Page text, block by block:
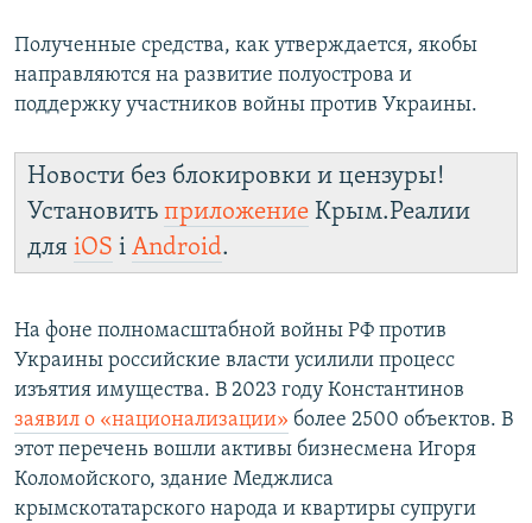
Полученные средства, как утверждается, якобы
направляются на развитие полуострова и
поддержку участников войны против Украины.
Новости без блокировки и цензуры!
Установить приложение Крым.Реалии
для iOS і Android.
На фоне полномасштабной войны РФ против
Украины российские власти усилили процесс
изъятия имущества. В 2023 году Константинов
заявил о «национализации» более 2500 объектов. В
этот перечень вошли активы бизнесмена Игоря
Коломойского, здание Меджлиса
крымскотатарского народа и квартиры супруги